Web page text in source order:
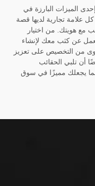
الميزات البارزة في
علامة تجارية لديها قصة
مع هويتك. من اختيار
نعمل عن كثب معك لإنشاء
من التخصيص على تعزيز
أن تلبي الحقائب
يجعلك مميزًا في سوق